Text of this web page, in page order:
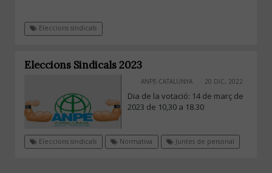
Eleccions sindicals
Eleccions Sindicals 2023
ANPE-CATALUNYA 20 DIC, 2022
Dia de la votació: 14 de març de
2023 de 10,30 a 18.30
Eleccions sindicals Normativa Juntes de personal